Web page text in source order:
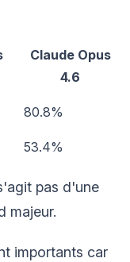
Claude Opus
4.6
80.8%
53.4%
pas d'une
majeur.
importants car